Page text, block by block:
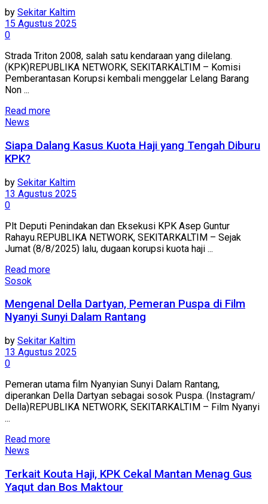
by Sekitar Kaltim
15 Agustus 2025
0
Strada Triton 2008, salah satu kendaraan yang dilelang.
(KPK)REPUBLIKA NETWORK, SEKITARKALTIM – Komisi
Pemberantasan Korupsi kembali menggelar Lelang Barang
Non ...
Read more
News
Siapa Dalang Kasus Kuota Haji yang Tengah Diburu
KPK?
by Sekitar Kaltim
13 Agustus 2025
0
Plt Deputi Penindakan dan Eksekusi KPK Asep Guntur
Rahayu.REPUBLIKA NETWORK, SEKITARKALTIM – Sejak
Jumat (8/8/2025) lalu, dugaan korupsi kuota haji ...
Read more
Sosok
Mengenal Della Dartyan, Pemeran Puspa di Film
Nyanyi Sunyi Dalam Rantang
by Sekitar Kaltim
13 Agustus 2025
0
Pemeran utama film Nyanyian Sunyi Dalam Rantang,
diperankan Della Dartyan sebagai sosok Puspa. (Instagram/
Della)REPUBLIKA NETWORK, SEKITARKALTIM – Film Nyanyi
...
Read more
News
Terkait Kouta Haji, KPK Cekal Mantan Menag Gus
Yaqut dan Bos Maktour